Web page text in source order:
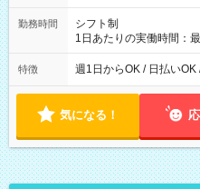
勤務時間
シフト制
1日あたりの実働時間：
00 ※週1日～OK ／ 夜勤専従 ＊＊ 勤務時間例 ＊＊ ■22時か
ら翌7時 ■23時から翌8時 ■24
ます。 ※曜日固定（毎週
特徴 週1日からOK / 日払い
気になる！